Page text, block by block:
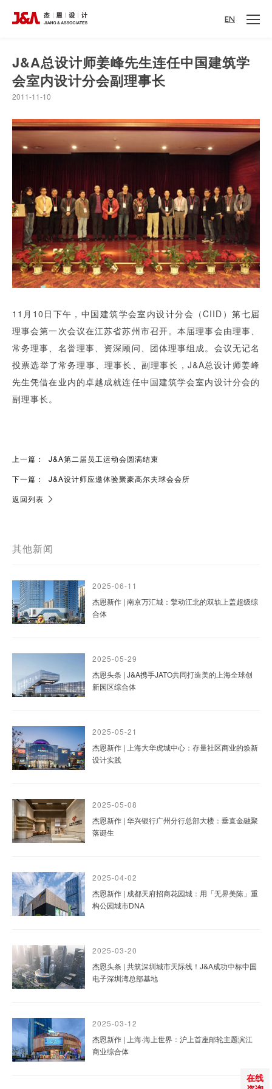
EN
在线
J&A总设计师姜峰先生连任中国建筑学
会室内设计分会副理事长
2011-11-10
11月10日下午，中国建筑学会室内设计分会（CIID）第七届
理事会第一次会议在江苏省苏州市召开。本届理事会由理事、
常务理事、名誉理事、资深顾问、团体理事组成。会议无记名
投票选举了常务理事、理事长、副理事长，J&A总设计师姜峰
先生凭借在业内的卓越成就连任中国建筑学会室内设计分会的
副理事长。
上一篇：
J&A第二届员工运动会圆满结束
下一篇：
J&A设计师应邀体验聚豪高尔夫球会会所
返回列表
其他新闻
2025-06-11
杰恩新作 | 南京万汇城：擎动江北的双轨上盖超级综
合体
2025-05-29
杰恩头条 | J&A携手JATO共同打造美的上海全球创
新园区综合体
2025-05-21
杰恩新作 | 上海大华虎城中心：存量社区商业的焕新
设计实践
2025-05-08
杰恩新作 | 华兴银行广州分行总部大楼：垂直金融聚
落诞生
2025-04-02
杰恩新作 | 成都天府招商花园城：用「无界美陈」重
构公园城市DNA
2025-03-20
杰恩头条 | 共筑深圳城市天际线！J&A成功中标中国
电子深圳湾总部基地
2025-03-12
杰恩新作 | 上海·海上世界：沪上首座邮轮主题滨江
商业综合体